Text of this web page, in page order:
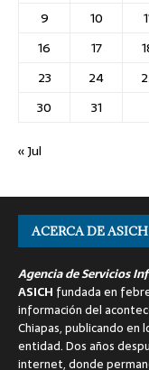
9
10
16
17
23
24
30
31
« Jul
ACERCA DE ASICH
Agencia de Servicios
ASICH fundada en
información del
Chiapas, publicando en
entidad. Dos años
internet, donde